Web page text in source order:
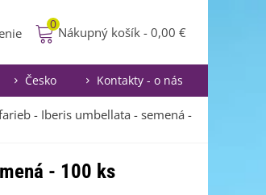
0
Nákupný košík - 0,00 €
Česko Kontakty - o nás
- Iberis umbellata - semená -
- 100 ks